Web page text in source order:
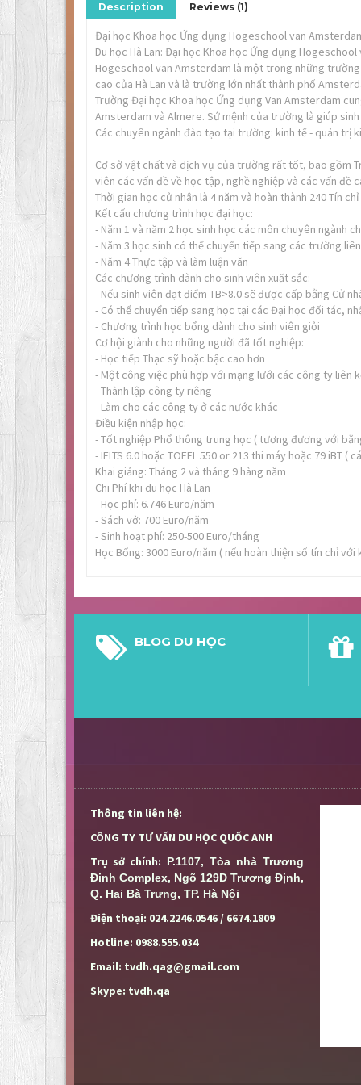
Description Reviews (1)
Đại học Khoa học Ứng dụng Hogeschool van
Du học Hà Lan: Đại học Khoa học Ứng dụng
Hogeschool van Amsterdam là một trong những
cao của Hà Lan và là trường lớn nhất thành phố
Trường Đại học Khoa học Ứng dụng Van Amsterdam
Amsterdam và Almere. Sứ mệnh của trường là giúp
Các chuyên ngành đào tạo tại trường: kinh tế - quản
Cơ sở vật chất và dịch vụ của trường rất tốt, bao gồm
viên các vấn đề về học tập, nghề nghiệp và các vấn đề
Thời gian học cử nhân là 4 năm và hoàn thành 240 Tín
Kết cấu chương trình học đại học:
- Năm 1 và năm 2 học sinh học các môn chuyên ngành
- Năm 3 học sinh có thể chuyển tiếp sang các trường
- Năm 4 Thực tập và làm luận văn
Các chương trình dành cho sinh viên xuất sắc:
- Nếu sinh viên đạt điểm TB>8.0 sẽ được cấp bằng Cử
- Có thể chuyển tiếp sang học tại các Đại học đối tác,
- Chương trình học bổng dành cho sinh viên giỏi
Cơ hội giành cho những người đã tốt nghiệp:
- Học tiếp Thạc sỹ hoặc bậc cao hơn
- Một công việc phù hợp với mạng lưới các công ty liên
- Thành lập công ty riêng
- Làm cho các công ty ở các nước khác
Điều kiện nhập học:
- Tốt nghiệp Phổ thông trung học ( tương đương với
- IELTS 6.0 hoặc TOEFL 550 or 213 thi máy hoặc 79 iBT (
Khai giảng: Tháng 2 và tháng 9 hàng năm
Chi Phí khi du học Hà Lan
- Học phí: 6.746 Euro/năm
- Sách vở: 700 Euro/năm
- Sinh hoạt phí: 250-500 Euro/tháng
Học Bổng: 3000 Euro/năm ( nếu hoàn thiện số tín chỉ
BLOG DU HỌC
Thông tin liên hệ:
CÔNG TY TƯ VẤN DU HỌC QUỐC ANH
Trụ sở chính: P.1107, Tòa nhà Trương
Đinh Complex, Ngõ 129D Trương Định,
Q. Hai Bà Trưng, TP. Hà Nội
Điện thoại: 024.2246.0546 / 6674.1809
Hotline: 0988.555.034
Email: tvdh.qag@gmail.com
Skype: tvdh.qa